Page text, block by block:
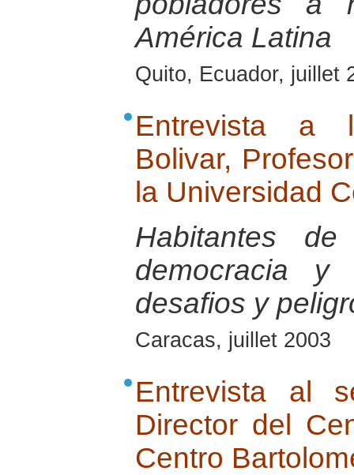
América Latina
Quito, Ecuador, juillet
Entrevista a
Bolivar,
la Universidad
Habitantes de
democracia y
desafios y
Caracas, juillet 2003
Entrevista al
Director del
Centro